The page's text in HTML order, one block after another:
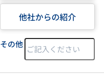
他社からの紹介
その他